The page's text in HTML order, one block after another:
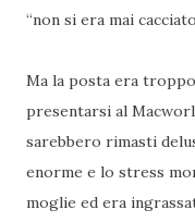
“non si era mai
Ma la posta era
presentarsi al
sarebbero rimasti
enorme e lo stress
moglie ed era